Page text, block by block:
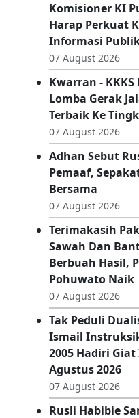
07 August 2026
Rektor UNG
Komisioner KI
Harap Perkuat
Informasi
07 August 2026
Kwarran - KKKS
Lomba Gerak
Terbaik Ke
07 August 2026
Adhan Sebut
Pemaaf,
Bersama
07 August 2026
Terimakasih
Sawah Dan
Berbuah Hasil,
Pohuwato Naik
07 August 2026
Tak Peduli
Ismail
2005 Hadiri Giat
Agustus 2026